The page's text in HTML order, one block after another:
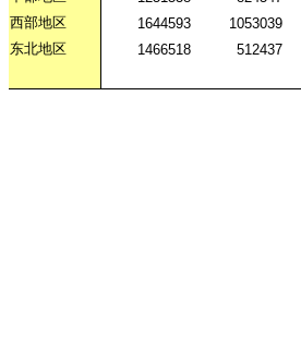
西部地区
1644593 1053039
东北地区
1466518 512437